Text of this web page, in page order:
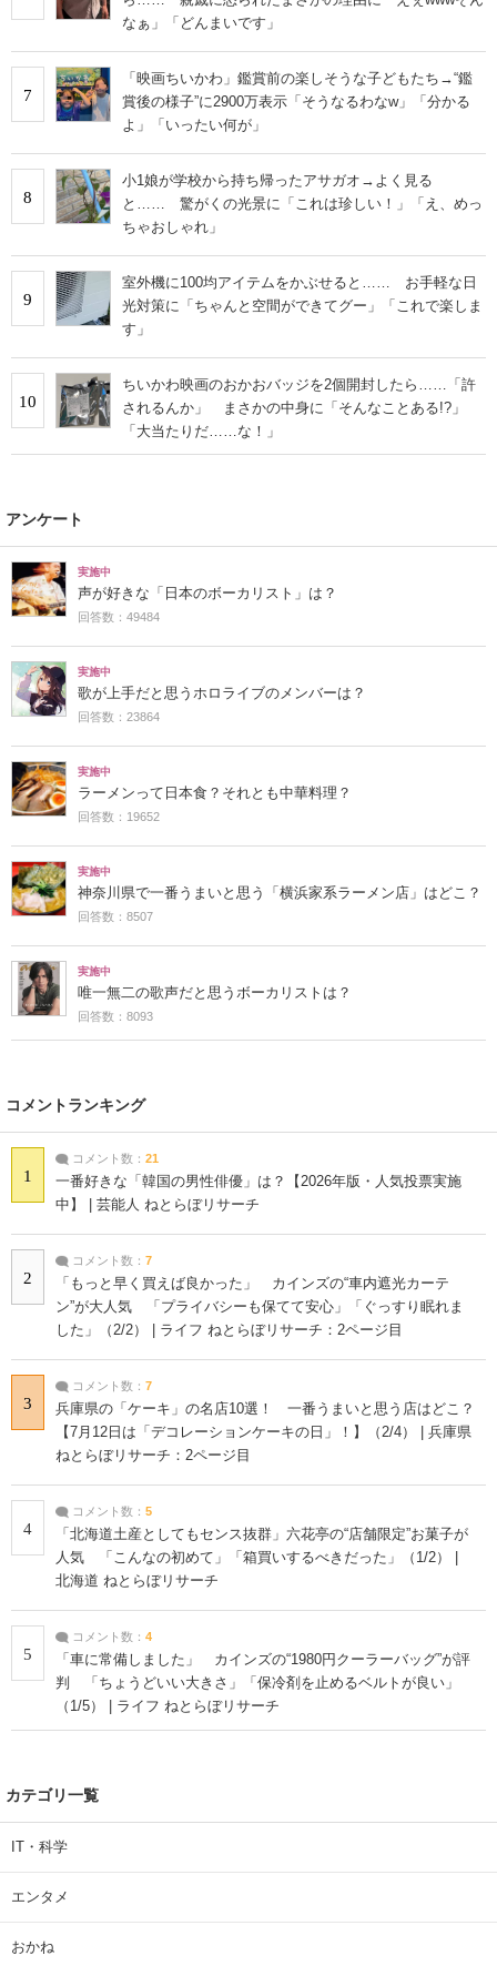
なぁ」「どんまいです」
7
「映画ちいかわ」鑑賞前の楽しそうな子どもたち→“鑑
賞後の様子”に2900万表示「そうなるわなw」「分かる
よ」「いったい何が」
8
小1娘が学校から持ち帰ったアサガオ→よく見る
と…… 驚がくの光景に「これは珍しい！」「え、めっ
ちゃおしゃれ」
9
室外機に100均アイテムをかぶせると…… お手軽な日
光対策に「ちゃんと空間ができてグー」「これで楽しま
す」
10
ちいかわ映画のおかおバッジを2個開封したら……「許
されるんか」 まさかの中身に「そんなことある!?」
「大当たりだ……な！」
アンケート
実施中
声が好きな「日本のボーカリスト」は？
回答数：49484
実施中
歌が上手だと思うホロライブのメンバーは？
回答数：23864
実施中
ラーメンって日本食？それとも中華料理？
回答数：19652
実施中
神奈川県で一番うまいと思う「横浜家系ラーメン店」はどこ？
回答数：8507
実施中
唯一無二の歌声だと思うボーカリストは？
回答数：8093
コメントランキング
1
コメント数： 21
一番好きな「韓国の男性俳優」は？【2026年版・人気投票実施
中】 | 芸能人 ねとらぼリサーチ
2
コメント数： 7
「もっと早く買えば良かった」 カインズの“車内遮光カーテ
ン”が大人気 「プライバシーも保てて安心」「ぐっすり眠れま
した」（2/2） | ライフ ねとらぼリサーチ：2ページ目
3
コメント数： 7
兵庫県の「ケーキ」の名店10選！ 一番うまいと思う店はどこ？
【7月12日は「デコレーションケーキの日」！】（2/4） | 兵庫県
ねとらぼリサーチ：2ページ目
4
コメント数： 5
「北海道土産としてもセンス抜群」六花亭の“店舗限定”お菓子が
人気 「こんなの初めて」「箱買いするべきだった」（1/2） |
北海道 ねとらぼリサーチ
5
コメント数： 4
「車に常備しました」 カインズの“1980円クーラーバッグ”が評
判 「ちょうどいい大きさ」「保冷剤を止めるベルトが良い」
（1/5） | ライフ ねとらぼリサーチ
カテゴリ一覧
IT・科学
エンタメ
おかね